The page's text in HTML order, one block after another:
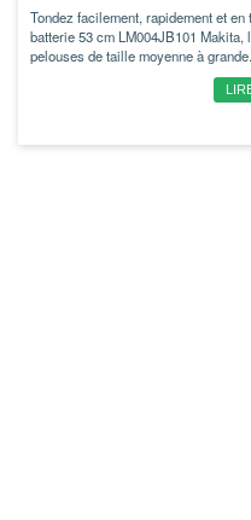
Tondez facilement, rapidement et
batterie 53 cm LM004JB101
pelouses de taille moyenne à grande.